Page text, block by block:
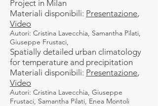
Project in Milan
Materiali disponibili: Presentazione,
Video
Autori: Cristina Lavecchia, Samantha Pilati,
Giuseppe Frustaci,
Spatially detailed urban climatology
for temperature and precipitation
Materiali disponibili: Presentazione,
Video
Autori: Cristina Lavecchia, Giuseppe
Frustaci, Samantha Pilati, Enea Montoli